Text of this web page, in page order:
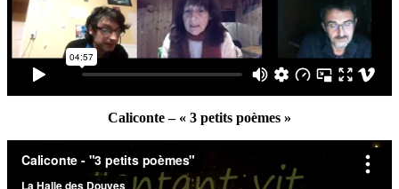
Caliconte – « 3 petits poèmes »